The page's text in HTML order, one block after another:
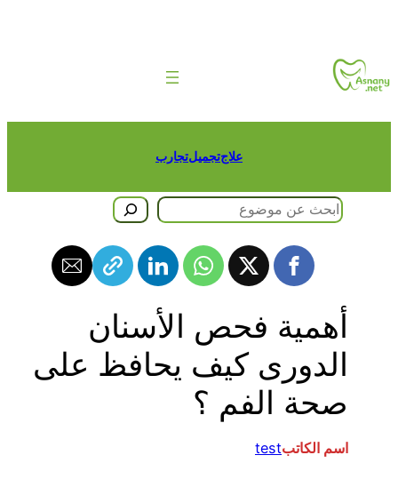
علاجتجميلتجارب
أهمية فحص الأسنان
الدورى كيف يحافظ على
صحة الفم ؟
اسم الكاتبtest